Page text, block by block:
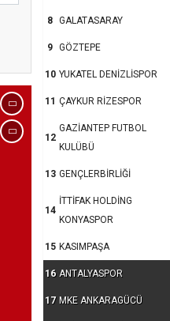
8 GALATASARAY
9 GÖZTEPE
10 YUKATEL DENİZLİSPOR
11 ÇAYKUR RİZESPOR
12
GAZİANTEP FUTBOL
KULÜBÜ
13 GENÇLERBİRLİĞİ
14
İTTİFAK HOLDİNG
KONYASPOR
15 KASIMPAŞA
16 ANTALYASPOR
17 MKE ANKARAGÜCÜ